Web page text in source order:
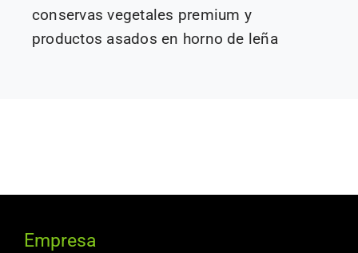
conservas vegetales premium y
productos asados en horno de leña
Empresa